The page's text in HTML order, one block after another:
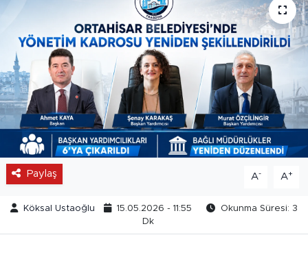
Paylaş A- A+
Köksal Ustaoğlu 15.05.2026 - 11:55
Okunma Süresi: 3
Dk
Köşe Yazarları
Manşet
Ulusal Son Dakika Haberleri